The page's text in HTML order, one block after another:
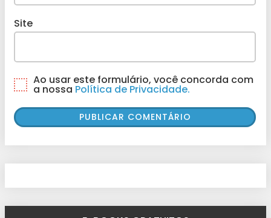
Site
Ao usar este formulário, você concorda com
a nossa Política de Privacidade.